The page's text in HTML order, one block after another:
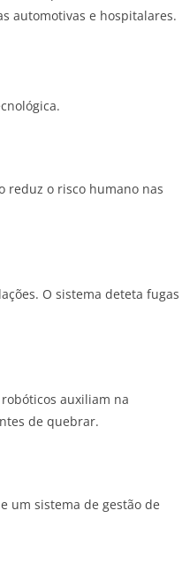
automotivas e hospitalares.
reduz o risco humano nas
O sistema deteta fugas
auxiliam na
de quebrar.
um sistema de gestão de